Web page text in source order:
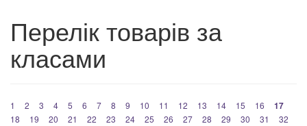
Перелік товарів за
класами
1 2 3 4 5 6 7 8 9 10 11 12 13 14 15 16 17
18 19 20 21 22 23 24 25 26 27 28 29 30 31
32